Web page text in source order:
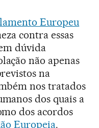
Europeu
contra essas
dúvida
não apenas
na
nos tratados
dos quais a
dos acordos
Europeia.